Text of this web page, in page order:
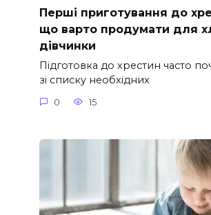
Перші приготування до
що варто продумати для
дівчинки
Підготовка до хрестин часто
зі списку необхідних
0 15